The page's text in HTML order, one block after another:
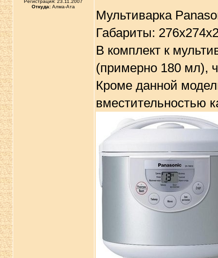
Регистрация: 23.11.2007
Откуда: Алма-Ата
Мультиварка
Габариты:
В комплект к
(примерно 180 мл),
Кроме данной
вместительностью